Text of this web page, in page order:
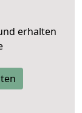
erhalten